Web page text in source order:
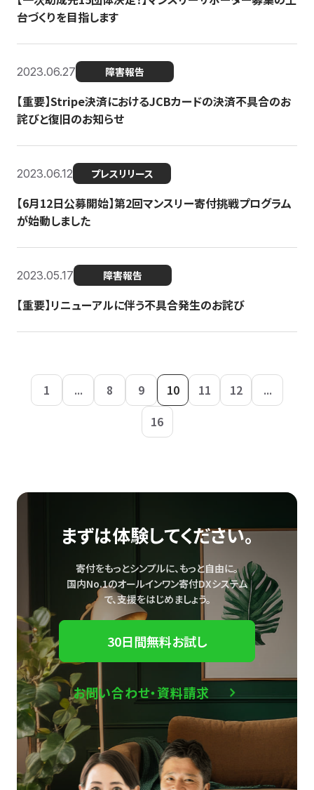
台づくりを目指します
2023.06.27 障害報告
【重要】Stripe決済におけるJCBカードの決済不具合のお
詫びと復旧のお知らせ
2023.06.12 プレスリリース
【6月12日公募開始】第2回マンスリー寄付挑戦プログラム
が始動しました
2023.05.17 障害報告
【重要】リニューアルに伴う不具合発生のお詫び
1 ... 8 9 10 11 12
...
16
まずは体験してください。
寄付をもっとシンプルに、もっと自由に。
国内No.1のオールインワン寄付DXシステム
で、支援をはじめましょう。
30日間無料お試し
お問い合わせ・資料請求